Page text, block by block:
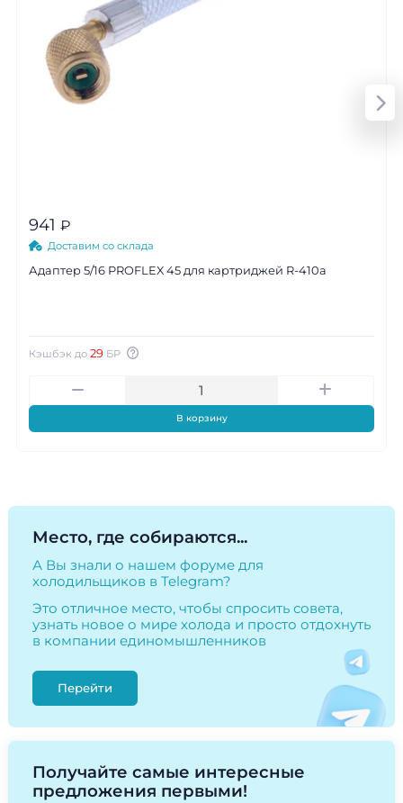
941 ₽
Доставим со склада
Адаптер 5/16 PROFLEX 45 для картриджей R-410a
Кэшбэк до 29 БР
В корзину
Место, где собираются...
А Вы знали о нашем форуме для
холодильщиков в Telegram?
Это отличное место, чтобы спросить совета,
узнать новое о мире холода и просто отдохнуть
в компании единомышленников
Перейти
Получайте самые интересные
предложения первыми!